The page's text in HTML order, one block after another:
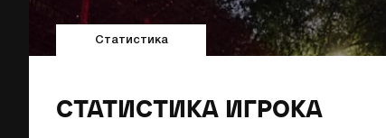
Статистика
СТАТИСТИКА ИГРОКА